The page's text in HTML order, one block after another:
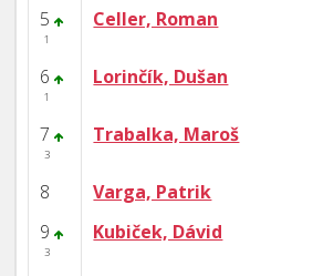
5
1
Celler, Roman
6
1
Lorinčík, Dušan
7
3
Trabalka, Maroš
8 Varga, Patrik
9
3
Kubiček, Dávid